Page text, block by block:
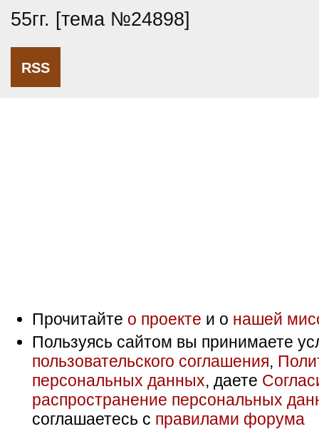
55гг. [тема №24898]
RSS
Прочитайте о проекте и о нашей
Пользуясь сайтом вы принимаете
пользовательского соглашения,
персональных данных, даете
распространение персональных
соглашаетесь с правилами форума